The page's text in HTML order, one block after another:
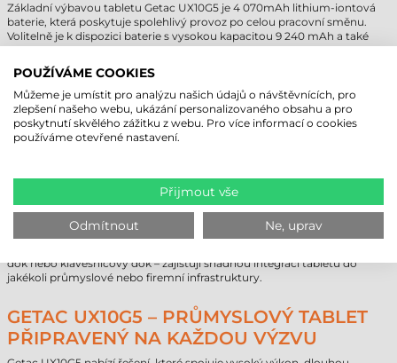
Základní výbavou tabletu Getac UX10G5 je 4 070mAh lithium-iontová
baterie, která poskytuje spolehlivý provoz po celou pracovní směnu.
Volitelně je k dispozici baterie s vysokou kapacitou 9 240 mAh a také
„bridge“ baterie, která umožňuje nepřetržitý provoz i během výměny
hlavní baterie. Moderní možnosti připojení – Wi-Fi, Bluetooth, volitelné
4G LTE nebo 5G – poskytují spolehlivou podporu pro různé terénní nebo
logistické úkoly.
FLEXIBILNÍ ROZŠIŘITELNOST A
Jednou z největších předností tabletu Getac UX10G5 je široká škála
rozšiřovacích možností. Horní, boční a zadní modulární konektory
umožňují přidat například 1D/2D imager čtečku čárových kódů, HF
RFID čtečku, čtečku čipových karet, sériový port, USB 2.0 Type-A, LAN
port nebo HDMI 2.0 konektor. Porty Thunderbolt 4, slot pro SIM kartu a
dok nebo klávesnicový dok – zajišťují snadnou integraci tabletu do
jakékoli průmyslové nebo firemní infrastruktury.
GETAC UX10G5 – PRŮMYSLOVÝ TABLET
PŘIPRAVENÝ NA KAŽDOU VÝZVU
POUŽÍVÁME COOKIES
Můžeme je umístit pro analýzu našich údajů o návštěvnících, pro
zlepšení našeho webu, ukázání personalizovaného obsahu a pro
poskytnutí skvělého zážitku z webu. Pro více informací o cookies
používáme otevřené nastavení.
Přijmout vše
Odmítnout Ne, uprav